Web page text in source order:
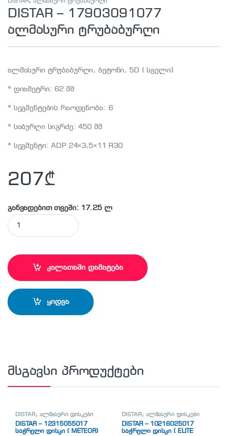
DISTAR – 17903091077
ალმასური ტრუბაბურღი
ალმასური ტრუბაბურღი, ბეტონი, 5D ( სველი)
* დიამეტრი: 62 მმ
* სეგმენტების რაოდენობა: 6
* საბურღი სიგრძე: 450 მმ
* სეგმენტი: ADP 24×3,5×11 R30
207₾
განვადებით თვეში: 17.25 ლ
DISTAR - 17903091077 ალმასური ტრუბაბურღი quantity
კალათაში დამატება
ყიდვა
მსგავსი პროდუქტები
DISTAR, ალმასური დისკები
DISTAR – 12315055017
საჭრელი დისკი ( METEOR)
DISTAR, ალმასური დისკები
DISTAR – 10216025017
საჭრელი დისკი ( ELITE